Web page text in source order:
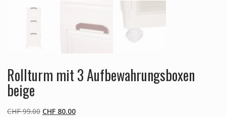
Rollturm mit 3 Aufbewahrungsboxen
beige
CHF99.00 Ursprünglicher
CHF80.00Aktueller